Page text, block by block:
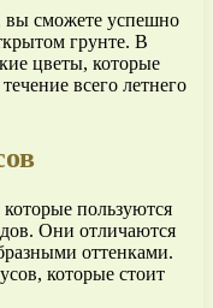
вы сможете успешно
грунте. В
цветы, которые
всего летнего
пользуются
Они отличаются
оттенками.
которые стоит